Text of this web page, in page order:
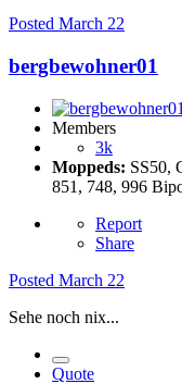
Posted March 22
bergbewohner01
Members
3k
Moppeds: SS50,
851, 748, 996
Report
Share
Posted March 22
Sehe noch nix...
Quote